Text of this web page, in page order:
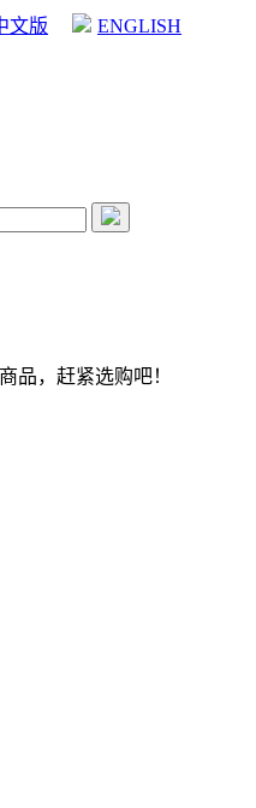
文版
ENGLISH
品，赶紧选购吧！